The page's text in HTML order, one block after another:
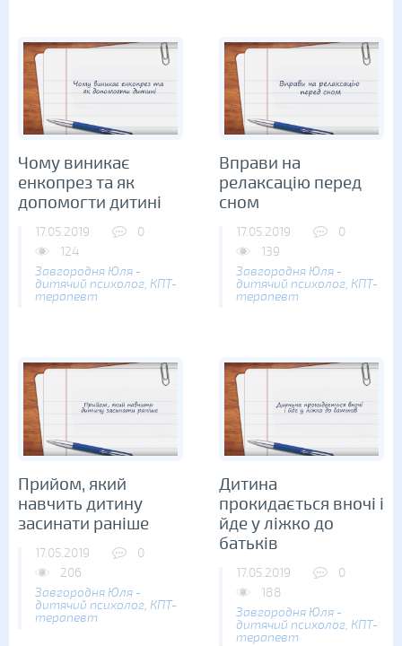
Чому виникає
енкопрез та як
допомогти дитині
17.05.2019
0
124
Завгородня Юля -
дитячий психолог, КПТ-
терапевт
Вправи на
релаксацію перед
сном
17.05.2019
0
139
Завгородня Юля -
дитячий психолог, КПТ-
терапевт
Прийом, який
навчить дитину
засинати раніше
17.05.2019
0
206
Завгородня Юля -
дитячий психолог, КПТ-
терапевт
Дитина
прокидається вночі і
йде у ліжко до
батьків
17.05.2019
0
188
Завгородня Юля -
дитячий психолог, КПТ-
терапевт